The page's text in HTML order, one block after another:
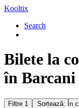
Kooltix
Search
Bilete la
în Barcani
Filtre 1
Sortează: În